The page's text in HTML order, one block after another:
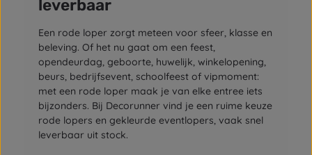
leverbaar
Een rode loper zorgt meteen voor sfeer, klasse en
beleving. Of het nu gaat om een feest,
opendeurdag, geboorte, huwelijk, winkelopening,
beurs, bedrijfsevent, schoolfeest of vipmoment:
met een rode loper maak je van elke entree iets
bijzonders. Bij Decorunner vind je een ruime keuze
rode lopers en gekleurde eventlopers, vaak snel
leverbaar uit stock.